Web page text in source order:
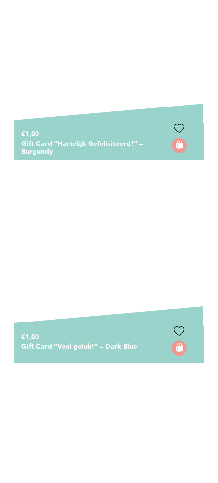
€1,00
Gift Card “Hartelijk Gefeliciteerd!” –
Burgundy
€1,00
Gift Card “Veel geluk!” – Dark Blue